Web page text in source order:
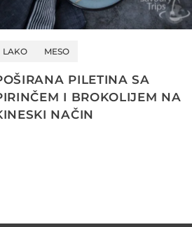
LAKO MESO
PILETINA SA
I BROKOLIJEM NA
NAČIN